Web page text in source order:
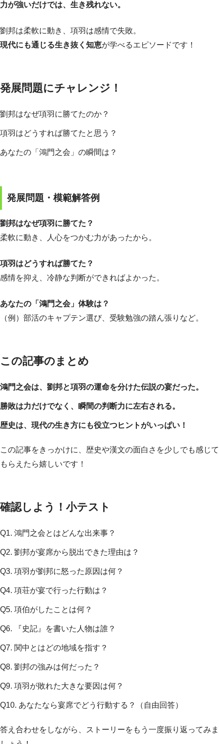
力が強いだけでは、生き残れない。
劉邦は柔軟に動き、項羽は感情で失敗。
現代にも通じる生き抜く知恵が学べるエピソードです！
発展問題にチャレンジ！
劉邦はなぜ項羽に勝てたのか？
項羽はどうすれば勝てたと思う？
あなたの「鴻門之会」の瞬間は？
発展問題・模範解答例
劉邦はなぜ項羽に勝てた？
柔軟に動き、人心をつかむ力があったから。
項羽はどうすれば勝てた？
感情を抑え、冷静な判断ができればよかった。
あなたの「鴻門之会」体験は？
（例）部活のキャプテン選び、受験勉強の踏ん張りなど。
この記事のまとめ
鴻門之会は、劉邦と項羽の運命を分けた伝説の宴だった。
勝敗は力だけでなく、瞬間の判断力に左右される。
歴史は、現代の生き方にも役立つヒントがいっぱい！
この記事をきっかけに、歴史や漢文の面白さを少しでも感じて
もらえたら嬉しいです！
確認しよう！小テスト
Q1. 鴻門之会とはどんな出来事？
Q2. 劉邦が宴席から脱出できた理由は？
Q3. 項羽が劉邦に怒った原因は何？
Q4. 項荘が宴で行った行動は？
Q5. 項伯がしたことは何？
Q6. 『史記』を書いた人物は誰？
Q7. 関中とはどの地域を指す？
Q8. 劉邦の強みは何だった？
Q9. 項羽が敗れた大きな要因は何？
Q10. あなたなら宴席でどう行動する？（自由回答）
答え合わせをしながら、ストーリーをもう一度振り返ってみま